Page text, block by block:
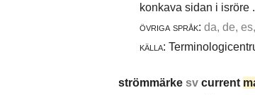
konkava sidan i isröre
övriga språk: da, de,
källa:
strömmärke sv current